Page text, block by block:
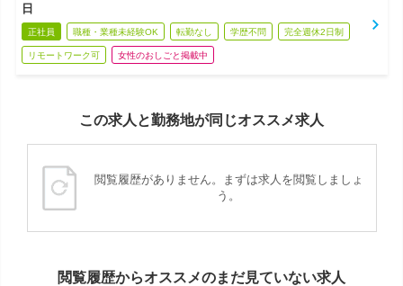
日
正社員 職種・業種未経験OK 転勤なし 学歴不問 完全週休2日制
リモートワーク可 女性のおしごと掲載中
この求人と勤務地が同じオススメ求人
閲覧履歴がありません。まずは求人を閲覧しましょ
う。
閲覧履歴からオススメのまだ見ていない求人